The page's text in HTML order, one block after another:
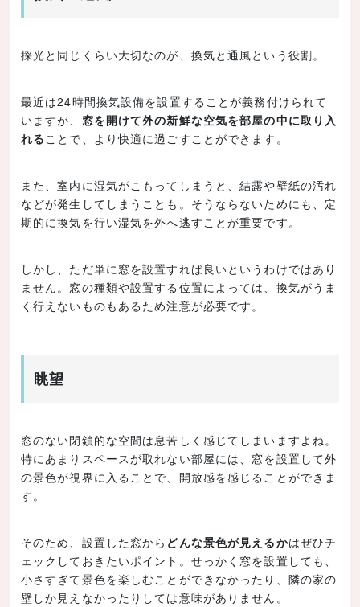
採光と同じくらい大切なのが、換気と通風という役割。
最近は24時間換気設備を設置することが義務付けられて
いますが、 窓を開けて外の新鮮な空気を部屋の中に取り入
れる ことで、より快適に過ごすことができます。
また、室内に湿気がこもってしまうと、結露や壁紙の汚れ
などが発生してしまうことも。そうならないためにも、定
期的に換気を行い湿気を外へ逃すことが重要です。
しかし、ただ単に窓を設置すれば良いというわけではあり
ません。窓の種類や設置する位置によっては、換気がうま
く行えないものもあるため注意が必要です。
眺望
窓のない閉鎖的な空間は息苦しく感じてしまいますよね。
特にあまりスペースが取れない部屋には、窓を設置して外
の景色が視界に入ることで、開放感を感じることができま
す。
そのため、設置した窓から どんな景色が見えるかはぜひチ
ェックしておきたいポイント。せっかく窓を設置しても、
小さすぎて景色を楽しむことができなかったり、隣の家の
壁しか見えなかったりしては意味がありません。